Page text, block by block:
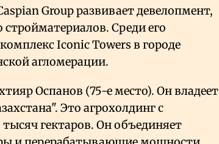
Group развивает девелопмент,
стройматериалов. Среди его
Iconic Towers в городе
агломерации.
Оспанов (75-е место). Он владеет
Это агрохолдинг с
гектаров. Он объединяет